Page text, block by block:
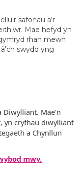
safonau a'r
Mae hefyd yn
rhan mewn
swydd yng
Diwylliant. Mae'n
yn cryfhau diwylliant
a Chynllun
mwy.